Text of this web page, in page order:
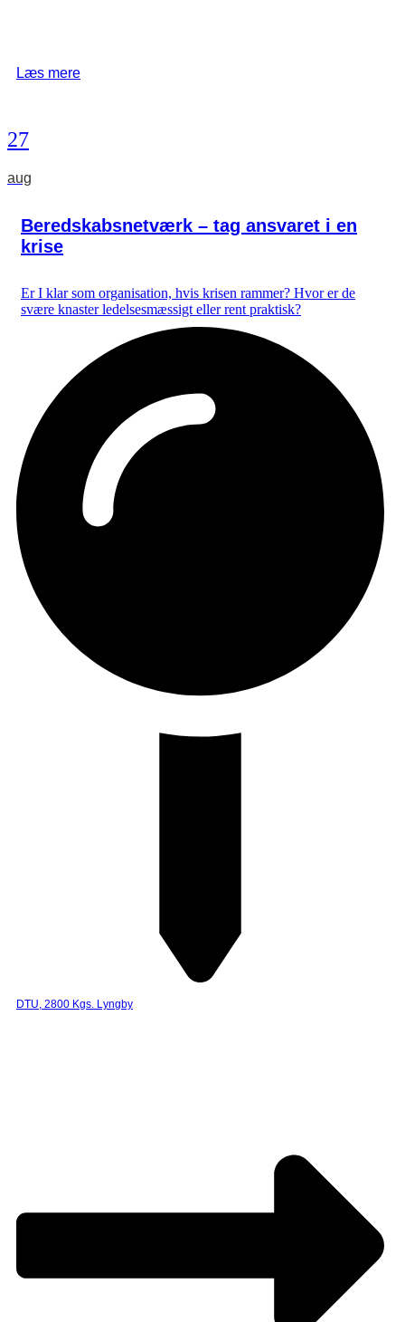
Læs mere
27
aug
Beredskabsnetværk – tag ansvaret i en
krise
Er I klar som organisation, hvis krisen rammer? Hvor er de
svære knaster ledelsesmæssigt eller rent praktisk?
DTU, 2800 Kgs. Lyngby